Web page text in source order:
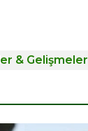
& Gelişmeler